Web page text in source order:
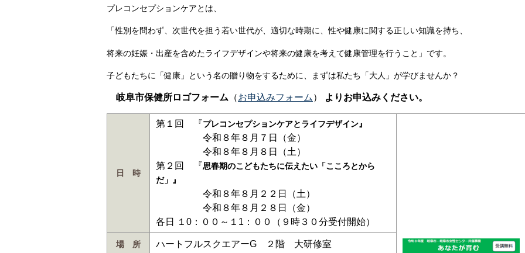
プレコンセプションケアとは、
「性別を問わず、次世代を担う若い世代が、適切な時期に、性や健康に関する正しい知識を持ち、
将来の妊娠・出産を含めたライフデザインや将来の健康を考えて健康管理を行うこと」です。
子どもたちに「健康」という名の贈り物をするために、まずは私たち「大人」が学びませんか？
岐阜市保健所ロゴフォーム （お申込みフォーム ） よりお申込みください。
日 時
第１回 『プレコンセプションケアとライフデザイン』
令和８年８月７日（金）
令和８年８月８日（土）
第２回 『思春期のこどもたちに伝えたい「こころとから
だ」』
令和８年８月２２日（土）
令和８年８月２８日（金）
各日 １0：００～１1：００（９時３０分受付開始）
場 所 ハートフルスクエアーG ２階 大研修室